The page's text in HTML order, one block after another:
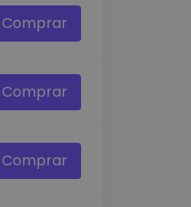
Comprar
Comprar
Comprar